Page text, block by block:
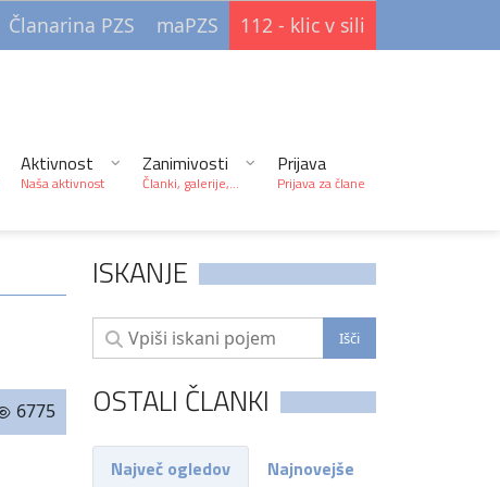
Članarina PZS maPZS 112 - klic v sili
Aktivnost
Naša aktivnost
Zanimivosti
Članki, galerije,...
Prijava
Prijava za člane
6775
ISKANJE
OSTALI ČLANKI
Največ ogledov Najnovejše